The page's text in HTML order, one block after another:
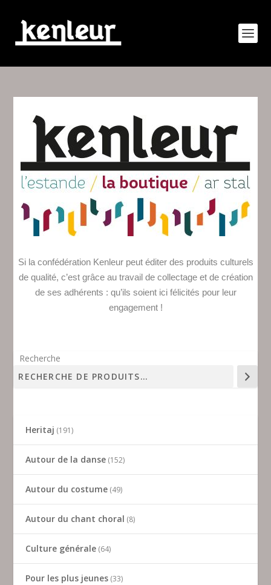
Si la confédération Kenleur peut éditer des produits culturels
de qualité, c’est grâce au travail de collectage et de création
de ses adhérents : qu’ils soient ici félicités pour leur
engagement !
Recherche
Heritaj 191
Autour de la danse 152
Autour du costume 49
Autour du chant choral 8
Culture générale 64
Pour les plus jeunes 33